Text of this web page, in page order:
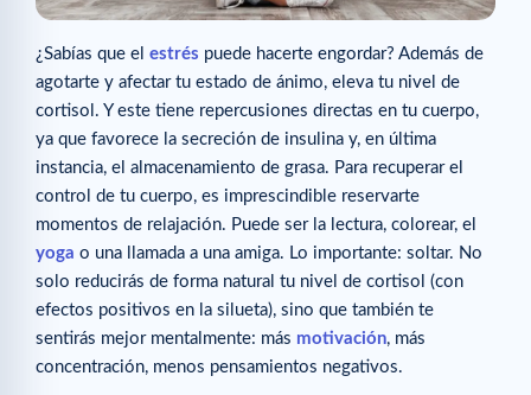
¿Sabías que el estrés puede hacerte engordar? Además de
agotarte y afectar tu estado de ánimo, eleva tu nivel de
cortisol. Y este tiene repercusiones directas en tu cuerpo,
ya que favorece la secreción de insulina y, en última
instancia, el almacenamiento de grasa. Para recuperar el
control de tu cuerpo, es imprescindible reservarte
momentos de relajación. Puede ser la lectura, colorear, el
yoga o una llamada a una amiga. Lo importante: soltar. No
solo reducirás de forma natural tu nivel de cortisol (con
efectos positivos en la silueta), sino que también te
sentirás mejor mentalmente: más motivación, más
concentración, menos pensamientos negativos.